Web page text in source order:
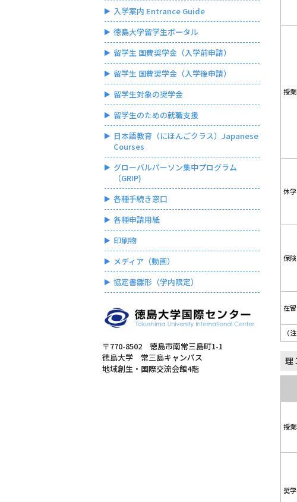
授
休
保険
在
（
理
授
奨
入学案内 Entrance Guide
徳島大学留学生ポータル
留学生 国費奨学金（入学前申請）
留学生 国費奨学金（入学後申請）
留学生対象の奨学金
留学生のための就職支援
日本語教育（にほんごクラス）Japanese
Courses
グローバルパーソン集中プログラム
（GRIP)
各種手続き窓口
各種申請用紙
印刷物
メディア（動画）
協定書雛形（学内限定）
〒770-8502 徳島市南常三島町1-1
徳島大学 常三島キャンパス
地域創生・国際交流会館4階